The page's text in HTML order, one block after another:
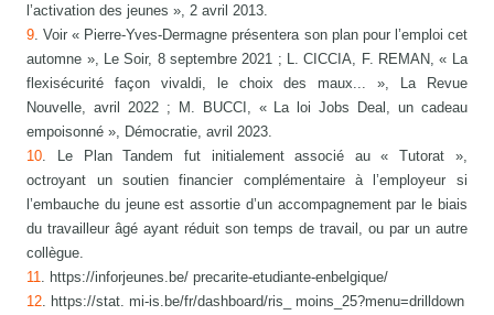
l’activation des jeunes », 2 avril 2013.
9 . Voir « Pierre-Yves-Dermagne présentera son plan pour l’emploi cet
automne », Le Soir, 8 septembre 2021 ; L. CICCIA, F. REMAN, « La
flexisécurité façon vivaldi, le choix des maux... », La Revue
Nouvelle, avril 2022 ; M. BUCCI, « La loi Jobs Deal, un cadeau
empoisonné », Démocratie, avril 2023.
10 . Le Plan Tandem fut initialement associé au « Tutorat »,
octroyant un soutien financier complémentaire à l’employeur si
l’embauche du jeune est assortie d’un accompagnement par le biais
du travailleur âgé ayant réduit son temps de travail, ou par un autre
collègue.
11
. https://inforjeunes.be/ precarite-etudiante-enbelgique/
12 . https://stat. mi-is.be/fr/dashboard/ris_ moins_25?menu=drilldown